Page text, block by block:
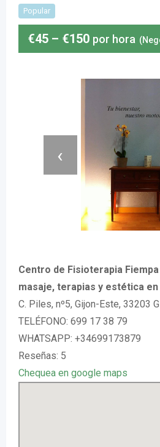
Popular
€45 – €150 por hora
‹
Centro de Fisioterapia
masaje, terapias y estética en
C. Piles, nº5, Gijon-Este, 33203
TELÉFONO: 699 17 38 79
WHATSAPP: +34699173879
Reseñas: 5
Chequea en google maps